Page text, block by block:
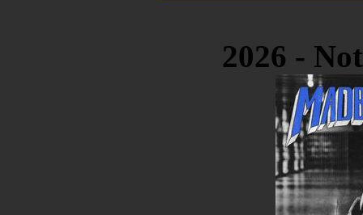
2026 -